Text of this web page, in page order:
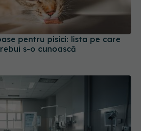
pentru pisici: lista pe care
s-o cunoască